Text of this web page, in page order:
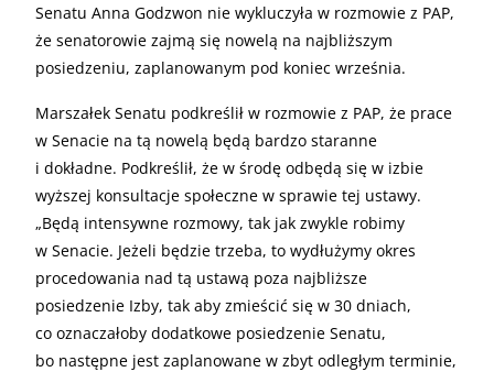
Senatu Anna Godzwon nie wykluczyła w rozmowie z PAP,
że senatorowie zajmą się nowelą na najbliższym
posiedzeniu, zaplanowanym pod koniec września.
Marszałek Senatu podkreślił w rozmowie z PAP, że prace
w Senacie na tą nowelą będą bardzo staranne
i dokładne. Podkreślił, że w środę odbędą się w izbie
wyższej konsultacje społeczne w sprawie tej ustawy.
„Będą intensywne rozmowy, tak jak zwykle robimy
w Senacie. Jeżeli będzie trzeba, to wydłużymy okres
procedowania nad tą ustawą poza najbliższe
posiedzenie Izby, tak aby zmieścić się w 30 dniach,
co oznaczałoby dodatkowe posiedzenie Senatu,
bo następne jest zaplanowane w zbyt odległym terminie,